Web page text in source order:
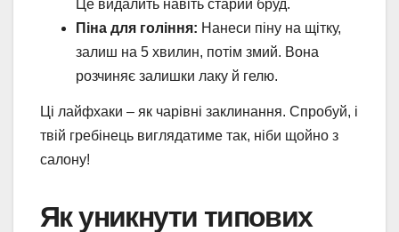
Це видалить навіть старий бруд.
Піна для гоління: Нанеси піну на щітку,
залиш на 5 хвилин, потім змий. Вона
розчиняє залишки лаку й гелю.
Ці лайфхаки – як чарівні заклинання. Спробуй, і
твій гребінець виглядатиме так, ніби щойно з
салону!
Як уникнути типових